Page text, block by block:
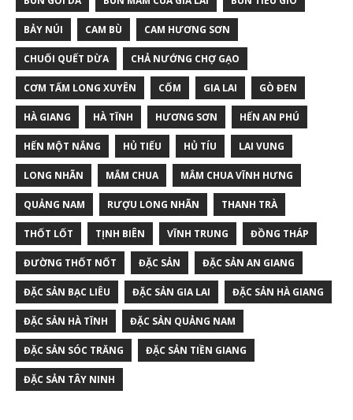
BẢY NÚI CAM BÙ CAM HƯƠNG SƠN
CHUỐI QUẾT DỪA CHẢ NƯỚNG CHỢ GẠO
CƠM TẤM LONG XUYÊN CỐM GIA LAI GÒ ĐEN
HÀ GIANG HÀ TĨNH HƯƠNG SƠN HẾN AN PHÚ
HẾN MỘT NẮNG HỦ TIẾU HỦ TÍU LAI VUNG
LONG NHÃN MẮM CHUA MẮM CHUA VĨNH HƯNG
QUẢNG NAM RƯỢU LONG NHÃN THANH TRÀ
THỐT LỐT TỊNH BIÊN VĨNH TRUNG ĐỒNG THÁP
ĐƯỜNG THỐT NỐT ĐẶC SẢN ĐẶC SẢN AN GIANG
ĐẶC SẢN BẠC LIÊU ĐẶC SẢN GIA LAI ĐẶC SẢN HÀ GIANG
ĐẶC SẢN HÀ TĨNH ĐẶC SẢN QUẢNG NAM
ĐẶC SẢN SÓC TRĂNG ĐẶC SẢN TIỀN GIANG
ĐẶC SẢN TÂY NINH